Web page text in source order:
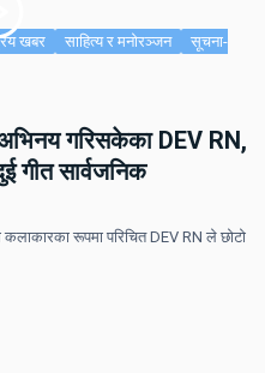
खबर साहित्य र मनोरञ्जन
सूचना-
अभिनय गरिसकेका DEV RN,
गीत सार्वजनिक
कलाकारका रूपमा परिचित DEV RN ले छोटो